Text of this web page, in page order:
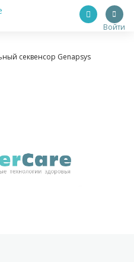
Войти
секвенсор Genapsys